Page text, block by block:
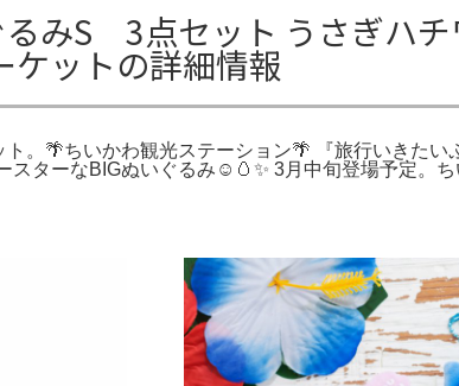
S 3点セット うさぎハチ
ケットの詳細情報
。🌴ちいかわ観光ステーション🌴 『旅行いきた
スターなBIGぬいぐるみ☺️🥚✨ 3月中旬登場予定